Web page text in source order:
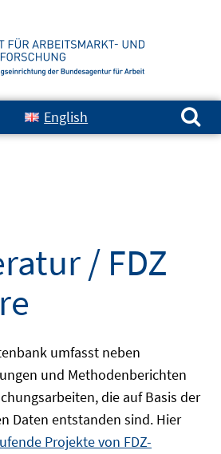
English
Suchen nach:
/ FDZ
umfasst neben
und Methodenberichten
die auf Basis der
Daten entstanden sind. Hier
Projekte von FDZ-